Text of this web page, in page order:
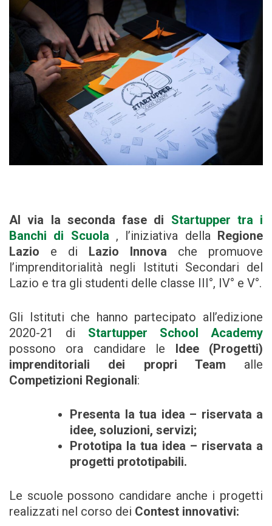
Al via la seconda fase di Startupper tra i
Banchi di Scuola , l’iniziativa della Regione
Lazio e di Lazio Innova che promuove
l’imprenditorialità negli Istituti Secondari del
Lazio e tra gli studenti delle classe III°, IV° e V°.
Gli Istituti che hanno partecipato all’edizione
2020-21 di Startupper School Academy
possono ora candidare le Idee (Progetti)
imprenditoriali dei propri Team alle
Competizioni Regionali:
Presenta la tua idea – riservata a
idee, soluzioni, servizi;
Prototipa la tua idea – riservata a
progetti prototipabili.
Le scuole possono candidare anche i progetti
realizzati nel corso dei Contest innovativi: